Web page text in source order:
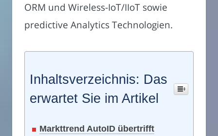
ORM und Wireless-IoT/IIoT sowie
predictive Analytics Technologien.
Inhaltsverzeichnis: Das
erwartet Sie im Artikel
Markttrend AutoID übertrifft